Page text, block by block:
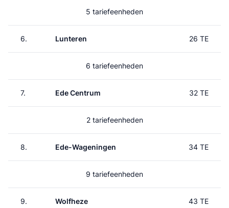
5 tariefeenheden
6. Lunteren 26 TE
6 tariefeenheden
7. Ede Centrum 32 TE
2 tariefeenheden
8. Ede-Wageningen 34 TE
9 tariefeenheden
9. Wolfheze 43 TE